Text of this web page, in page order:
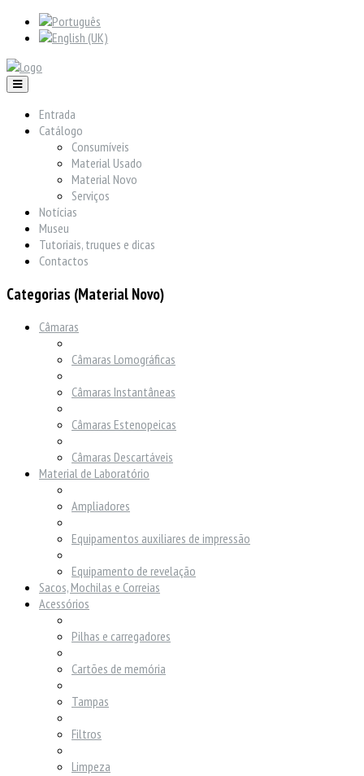
Entrada
Catálogo
Consumíveis
Material Usado
Material Novo
Serviços
Notícias
Museu
Tutoriais, truques e dicas
Contactos
Categorias (Material Novo)
Câmaras
Câmaras Lomográficas
Câmaras Instantâneas
Câmaras Estenopeicas
Câmaras Descartáveis
Material de Laboratório
Ampliadores
Equipamentos auxiliares de impressão
Equipamento de revelação
Sacos, Mochilas e Correias
Acessórios
Pilhas e carregadores
Cartões de memória
Tampas
Filtros
Limpeza